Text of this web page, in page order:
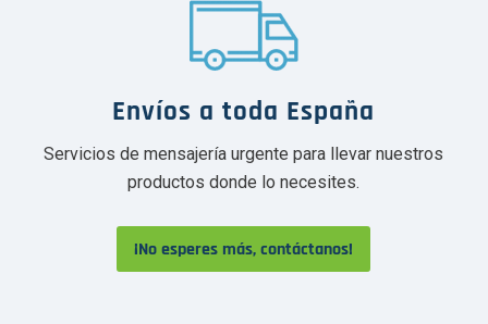
Envíos a toda España
Servicios de mensajería urgente para llevar nuestros
productos donde lo necesites.
¡No esperes más, contáctanos!